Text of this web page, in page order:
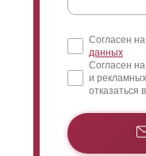
Согласен
данных
Согласен
и
отказаться